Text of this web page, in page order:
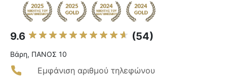
9.6 (54)
Βάρη, ΠΑΝΟΣ 10
Εμφάνιση αριθμού τηλεφώνου